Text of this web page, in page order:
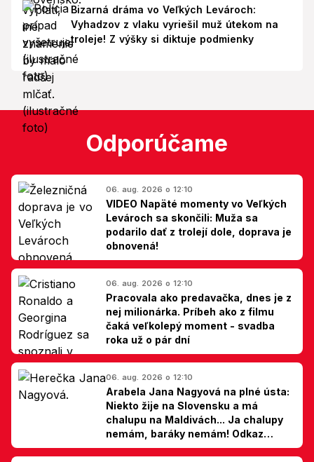
Bizarná dráma vo Veľkých Levároch:
Vyhadzov z vlaku vyriešil muž útekom na
troleje! Z výšky si diktuje podmienky
Odporúčame
06. aug. 2026 o 12:10
VIDEO Napäté momenty vo Veľkých
Levároch sa skončili: Muža sa
podarilo dať z trolejí dole, doprava je
obnovená!
06. aug. 2026 o 12:10
Pracovala ako predavačka, dnes je z
nej milionárka. Príbeh ako z filmu
čaká veľkolepý moment - svadba
roka už o pár dní
06. aug. 2026 o 12:10
Arabela Jana Nagyová na plné ústa:
Niekto žije na Slovensku a má
chalupu na Maldivách... Ja chalupy
nemám, baráky nemám! Odkaz
Slovákom